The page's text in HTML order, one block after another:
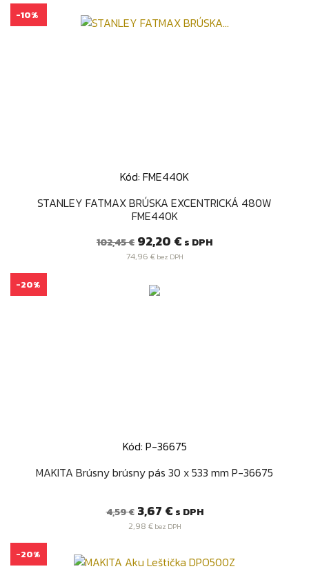
Kód: FME440K
STANLEY FATMAX BRÚSKA EXCENTRICKÁ 480W
FME440K
Bežná
102,45 € Cena
92,20 € s DPH
74,96 €bez DPH
-10%
Kód: P-36675
MAKITA Brúsny brúsny pás 30 x 533 mm P-36675
Bežná
cena
4,59 € Cena
3,67 € s DPH
2,98 €bez DPH
-20%
-20%